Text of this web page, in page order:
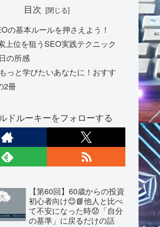
目次
の基本ルールを押さえよう！
上位を狙うSEO実践テクニック
の所感
っと学びたいあなたに！おすす
2冊
ドルーキーをフォローする
【第60回】60歳からの投資
初心者向け😊📘他人と比べ
て不安になった時😟「自分
の基準」に戻るだけの話